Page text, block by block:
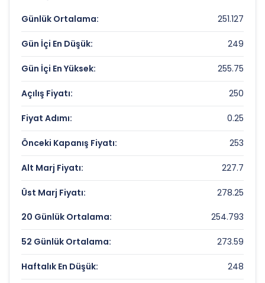
SKYALP FINANSAL TEKNOLOJILER
Değerleme Çarpanları
Fiyat/Kazanç (F/K):
Veri Yok
Piyasa Değeri/Defter Değeri (PD/DD):
9.19
SKYALP FINANSAL TEKNOLOJILER Rekorlar
ve Önemli Seviyeler
Bugün Gördüğü En Yüksek Fiyat:
255.75 TL
Son 1 Yılın Zirvesi:
389.25 TL
Son 1 Yılın Dibi:
91.45 TL
Günlük Ortalama: 251.127
Gün İçi En Düşük: 249
Gün İçi En Yüksek: 255.75
Açılış Fiyatı: 250
Fiyat Adımı: 0.25
Önceki Kapanış Fiyatı: 253
Alt Marj Fiyatı: 227.7
Üst Marj Fiyatı: 278.25
20 Günlük Ortalama: 254.793
52 Günlük Ortalama: 273.59
Haftalık En Düşük: 248